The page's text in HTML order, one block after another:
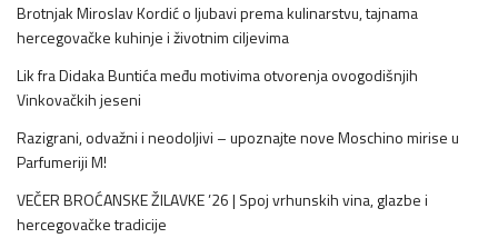
Brotnjak Miroslav Kordić o ljubavi prema kulinarstvu, tajnama
hercegovačke kuhinje i životnim ciljevima
Lik fra Didaka Buntića među motivima otvorenja ovogodišnjih
Vinkovačkih jeseni
Razigrani, odvažni i neodoljivi – upoznajte nove Moschino mirise u
Parfumeriji M!
VEČER BROĆANSKE ŽILAVKE ’26 | Spoj vrhunskih vina, glazbe i
hercegovačke tradicije